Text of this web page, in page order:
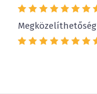
Megközelíthetőség